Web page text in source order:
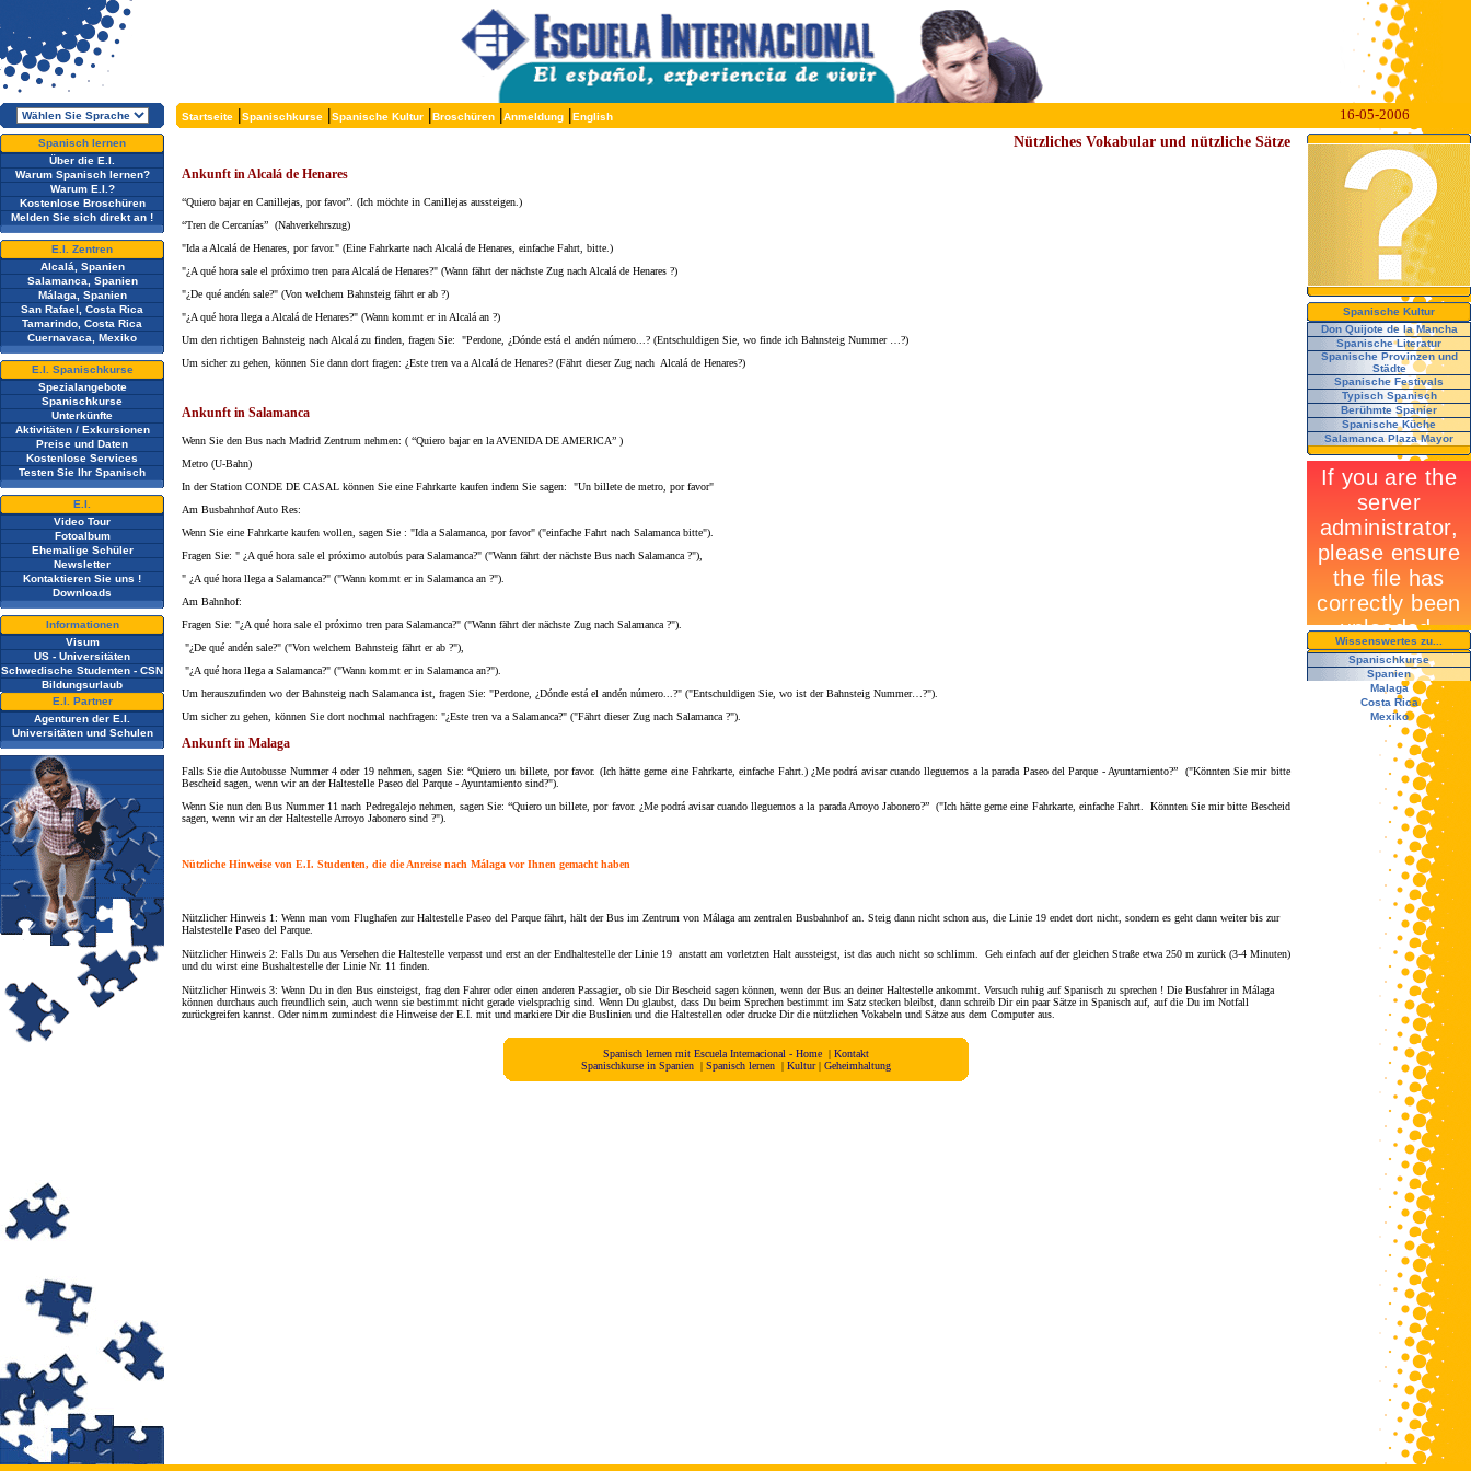
Startseite |Spanischkurse |Spanische Kultur |Broschüren |Anmeldung |English 16-05-2006
Spanisch lernen
Über die E.I.
Warum Spanisch lernen?
Warum E.I.?
Kostenlose Broschüren
Melden Sie sich direkt an !
E.I. Zentren
Alcalá, Spanien
Salamanca, Spanien
Málaga, Spanien
San Rafael, Costa Rica
Tamarindo, Costa Rica
Cuernavaca, Mexiko
E.I. Spanischkurse
Spezialangebote
Spanischkurse
Unterkünfte
Aktivitäten / Exkursionen
Preise und Daten
Kostenlose Services
Testen Sie Ihr Spanisch
E.I.
Video Tour
Fotoalbum
Ehemalige Schüler
Newsletter
Kontaktieren Sie uns !
Downloads
Informationen
Visum
US - Universitäten
Schwedische Studenten - CSN
Bildungsurlaub
E.I. Partner
Agenturen der E.I.
Universitäten und Schulen
Nützliches Vokabular und nützliche Sätze
Ankunft in Alcalá de Henares
“Quiero bajar en Canillejas, por favor”. (Ich möchte in Canillejas aussteigen.)
“Tren de Cercanías” (Nahverkehrszug)
"Ida a Alcalá de Henares, por favor." (Eine Fahrkarte nach Alcalá de Henares, einfache Fahrt, bitte.)
"¿A qué hora sale el próximo tren para Alcalá de Henares?" (Wann fährt der nächste Zug nach Alcalá de Henares ?)
"¿De qué andén sale?" (Von welchem Bahnsteig fährt er ab ?)
"¿A qué hora llega a Alcalá de Henares?" (Wann kommt er in Alcalá an ?)
Um den richtigen Bahnsteig nach Alcalá zu finden, fragen Sie: "Perdone, ¿Dónde está el andén número...? (Entschuldigen Sie, wo finde ich Bahnsteig Nummer …?)
Um sicher zu gehen, können Sie dann dort fragen: ¿Este tren va a Alcalá de Henares? (Fährt dieser Zug nach Alcalá de Henares?)
Ankunft in Salamanca
Wenn Sie den Bus nach Madrid Zentrum nehmen: ( “Quiero bajar en la AVENIDA DE AMERICA” )
Metro (U-Bahn)
In der Station CONDE DE CASAL können Sie eine Fahrkarte kaufen indem Sie sagen: "Un billete de metro, por favor"
Am Busbahnhof Auto Res:
Wenn Sie eine Fahrkarte kaufen wollen, sagen Sie : "Ida a Salamanca, por favor" ("einfache Fahrt nach Salamanca bitte").
Fragen Sie: " ¿A qué hora sale el próximo autobús para Salamanca?" ("Wann fährt der nächste Bus nach Salamanca ?"),
" ¿A qué hora llega a Salamanca?" ("Wann kommt er in Salamanca an ?").
Am Bahnhof:
Fragen Sie: "¿A qué hora sale el próximo tren para Salamanca?" ("Wann fährt der nächste Zug nach Salamanca ?").
"¿De qué andén sale?" ("Von welchem Bahnsteig fährt er ab ?"),
"¿A qué hora llega a Salamanca?" ("Wann kommt er in Salamanca an?").
Um herauszufinden wo der Bahnsteig nach Salamanca ist, fragen Sie: "Perdone, ¿Dónde está el andén número...?" ("Entschuldigen Sie, wo ist der Bahnsteig Nummer…?").
Um sicher zu gehen, können Sie dort nochmal nachfragen: "¿Este tren va a Salamanca?" ("Fährt dieser Zug nach Salamanca ?").
Ankunft in Malaga
Falls Sie die Autobusse Nummer 4 oder 19 nehmen, sagen Sie: “Quiero un billete, por favor. (Ich hätte gerne eine Fahrkarte, einfache Fahrt.) ¿Me podrá avisar cuando lleguemos a la parada Paseo del Parque - Ayuntamiento?” ("Könnten Sie mir bitte
Bescheid sagen, wenn wir an der Haltestelle Paseo del Parque - Ayuntamiento sind?").
Wenn Sie nun den Bus Nummer 11 nach Pedregalejo nehmen, sagen Sie: “Quiero un billete, por favor. ¿Me podrá avisar cuando lleguemos a la parada Arroyo Jabonero?” ("Ich hätte gerne eine Fahrkarte, einfache Fahrt. Könnten Sie mir bitte Bescheid
sagen, wenn wir an der Haltestelle Arroyo Jabonero sind ?").
Nützliche Hinweise von E.I. Studenten, die die Anreise nach Málaga vor Ihnen gemacht haben
Nützlicher Hinweis 1: Wenn man vom Flughafen zur Haltestelle Paseo del Parque fährt, hält der Bus im Zentrum von Málaga am zentralen Busbahnhof an. Steig dann nicht schon aus, die Linie 19 endet dort nicht, sondern es geht dann weiter bis zur
Halstestelle Paseo del Parque.
Nützlicher Hinweis 2: Falls Du aus Versehen die Haltestelle verpasst und erst an der Endhaltestelle der Linie 19 anstatt am vorletzten Halt aussteigst, ist das auch nicht so schlimm. Geh einfach auf der gleichen Straße etwa 250 m zurück (3-4 Minuten)
und du wirst eine Bushaltestelle der Linie Nr. 11 finden.
Nützlicher Hinweis 3: Wenn Du in den Bus einsteigst, frag den Fahrer oder einen anderen Passagier, ob sie Dir Bescheid sagen können, wenn der Bus an deiner Haltestelle ankommt. Versuch ruhig auf Spanisch zu sprechen ! Die Busfahrer in Málaga
können durchaus auch freundlich sein, auch wenn sie bestimmt nicht gerade vielsprachig sind. Wenn Du glaubst, dass Du beim Sprechen bestimmt im Satz stecken bleibst, dann schreib Dir ein paar Sätze in Spanisch auf, auf die Du im Notfall
zurückgreifen kannst. Oder nimm zumindest die Hinweise der E.I. mit und markiere Dir die Buslinien und die Haltestellen oder drucke Dir die nützlichen Vokabeln und Sätze aus dem Computer aus.
Spanisch lernen mit Escuela Internacional - Home | Kontakt
Spanischkurse in Spanien | Spanisch lernen | Kultur| Geheimhaltung
Spanische Kultur
Don Quijote de la Mancha
Spanische Literatur
Spanische Provinzen und
Städte
Spanische Festivals
Typisch Spanisch
Berühmte Spanier
Spanische Küche
Salamanca Plaza Mayor
Wissenswertes zu...
Spanischkurse
Spanien
Malaga
Costa Rica
Mexiko